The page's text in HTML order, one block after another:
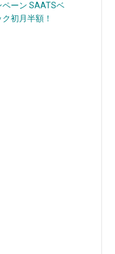
ペーン SAATSベ
初月半額！